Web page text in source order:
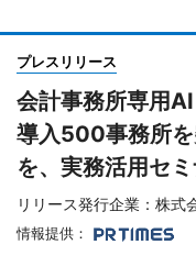
プレスリリース
会計事務所専用
導入500事務所
を、実務活用セ
リリース発行企業：株式
情報提供：